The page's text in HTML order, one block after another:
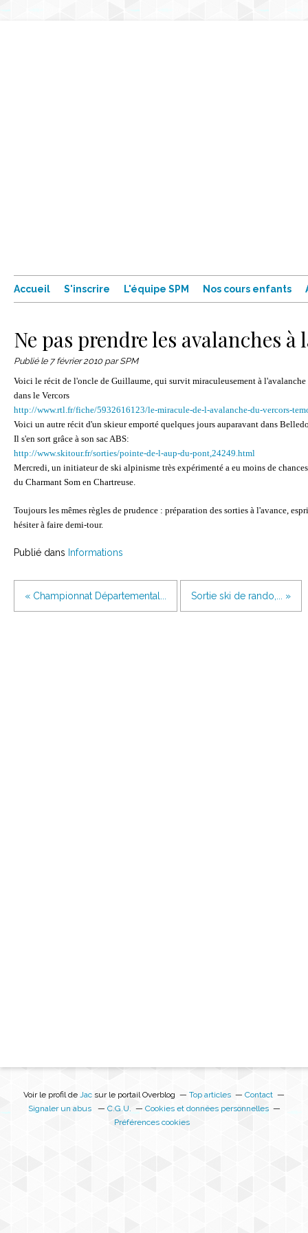
Accueil S'inscrire L'équipe SPM Nos cours enfants
Ne pas prendre les avalanches à
Publié le 7 février 2010 par SPM
Voici le récit de l'oncle de Guillaume, qui survit miraculeusement à
dans le Vercors
http://www.rtl.fr/fiche/5932616123/le-miracule-de-l-avalanche-du-vercors-
Voici un autre récit d'un skieur emporté quelques jours auparavant dans
Il s'en sort grâce à son sac ABS:
http://www.skitour.fr/sorties/pointe-de-l-aup-du-pont,24249.html
Mercredi, un initiateur de ski alpinisme très expérimenté a eu moins de
du Charmant Som en Chartreuse.
Toujours les mêmes règles de prudence : préparation des sorties à l'avance,
hésiter à faire demi-tour.
Publié dans Informations
« Championnat Départemental... Sortie ski de rando,... »
Voir le profil de Jac sur le portail Overblog Top articles
Contact
Signaler un abus
C.G.U.
Cookies et données personnelles
Préférences cookies